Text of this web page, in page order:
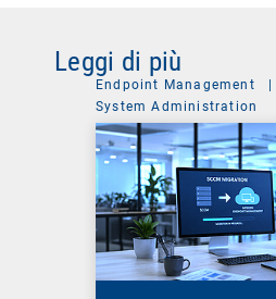
Leggi di più
Endpoint Management
|
System Administration